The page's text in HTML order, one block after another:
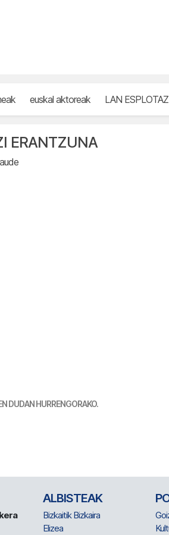
euskal aktoreak LAN
ERANTZUNA
DUDAN HURRENGORAKO.
ALBISTEAK
Bizkaitik Bizkaira
Elizea